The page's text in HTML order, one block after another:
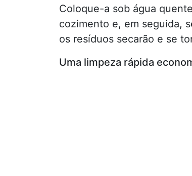
Coloque-a sob água
cozimento e, em seguida,
os resíduos secarão e se
Uma limpeza rápida